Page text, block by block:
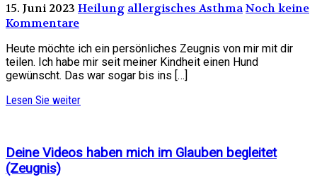
15. Juni 2023 Heilung allergisches AsthmaNoch keine
Kommentare
Heute möchte ich ein persönliches Zeugnis von mir mit dir
teilen. Ich habe mir seit meiner Kindheit einen Hund
gewünscht. Das war sogar bis ins […]
Lesen Sie weiter
Deine Videos haben mich im Glauben begleitet
(Zeugnis)